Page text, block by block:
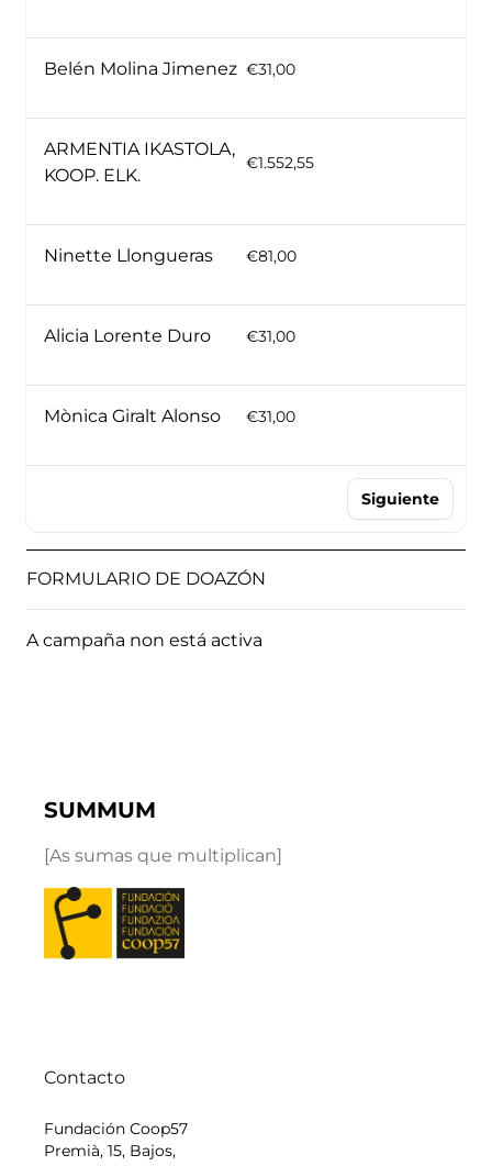
Belén Molina Jimenez €31,00
ARMENTIA IKASTOLA,
KOOP. ELK.
€1.552,55
Ninette Llongueras €81,00
Alicia Lorente Duro €31,00
Mònica Giralt Alonso €31,00
Siguiente
FORMULARIO DE DOAZÓN
A campaña non está activa
SUMMUM
[As sumas que multiplican]
Contacto
Fundación Coop57
Premià, 15, Bajos,